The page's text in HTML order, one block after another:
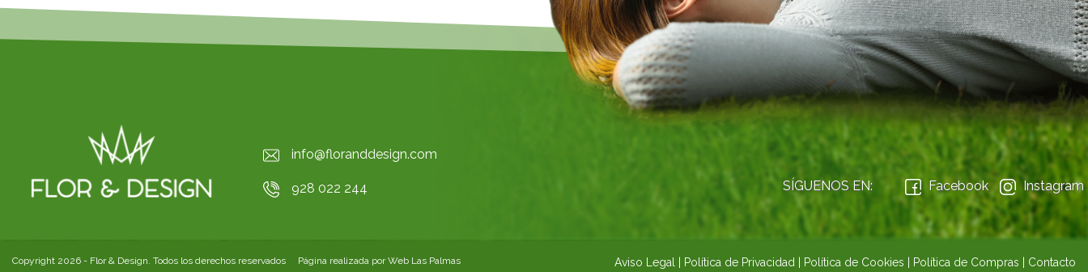
info@floranddesign.com
928 022 244 SÍGUENOS EN: Facebook Instagram
Copyright 2026 - Flor & Design. Todos los derechos reservados Página realizada porWeb Las Palmas Aviso Legal Política de Privacidad Política de Cookies Política de Compras Contacto